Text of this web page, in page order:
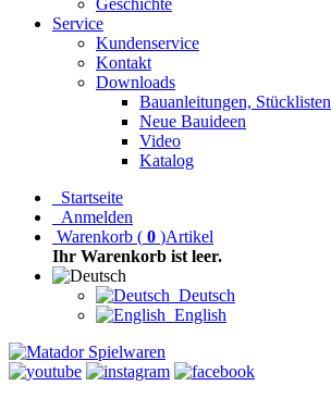
Geschichte
Service
Kundenservice
Kontakt
Downloads
Bauanleitungen, Stücklisten
Neue Bauideen
Video
Katalog
Startseite
Anmelden
Warenkorb ( 0 )Artikel
Ihr Warenkorb ist leer.
Deutsch
English